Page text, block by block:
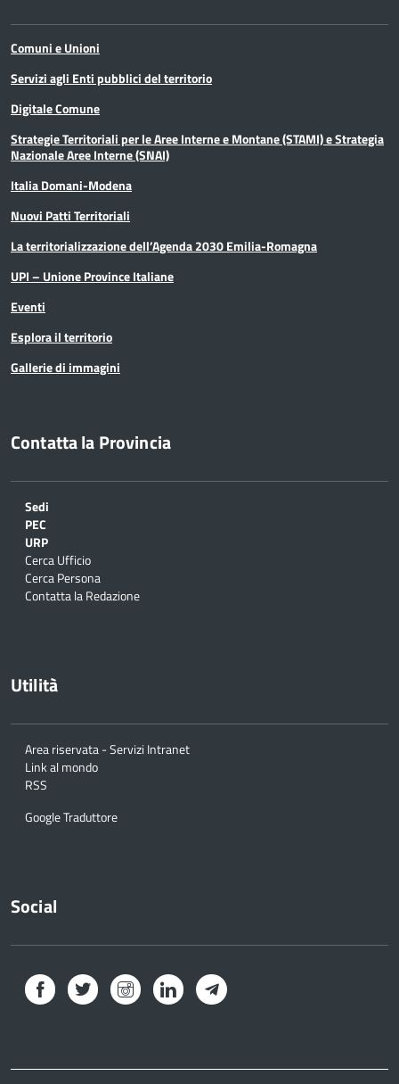
Comuni e Unioni
Servizi agli Enti pubblici del territorio
Digitale Comune
Strategie Territoriali per le Aree Interne e Montane (STAMI) e Strategia
Nazionale Aree Interne (SNAI)
Italia Domani-Modena
Nuovi Patti Territoriali
La territorializzazione dell’Agenda 2030 Emilia-Romagna
UPI – Unione Province Italiane
Eventi
Esplora il territorio
Gallerie di immagini
Contatta la Provincia
Sedi
PEC
URP
Cerca Ufficio
Cerca Persona
Contatta la Redazione
Utilità
Area riservata - Servizi Intranet
Link al mondo
RSS
Google Traduttore
Social
Facebook Twitter InstagramLinkedInTelegram